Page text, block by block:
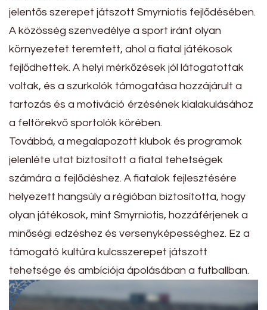
jelentős szerepet játszott Smyrniotis fejlődésében.
A közösség szenvedélye a sport iránt olyan
környezetet teremtett, ahol a fiatal játékosok
fejlődhettek. A helyi mérkőzések jól látogatottak
voltak, és a szurkolók támogatása hozzájárult a
tartozás és a motiváció érzésének kialakulásához
a feltörekvő sportolók körében.
Továbbá, a megalapozott klubok és programok
jelenléte utat biztosított a fiatal tehetségek
számára a fejlődéshez. A fiatalok fejlesztésére
helyezett hangsúly a régióban biztosította, hogy
olyan játékosok, mint Smyrniotis, hozzáférjenek a
minőségi edzéshez és versenyképességhez. Ez a
támogató kultúra kulcsszerepet játszott
tehetsége és ambíciója ápolásában a futballban.